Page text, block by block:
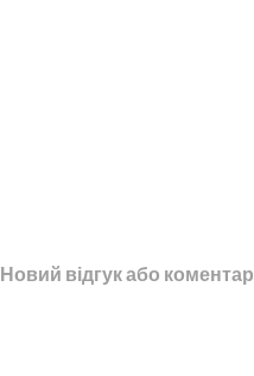
Новий відгук або коментар